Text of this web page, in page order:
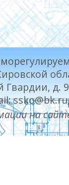
Гвардии, д.
на